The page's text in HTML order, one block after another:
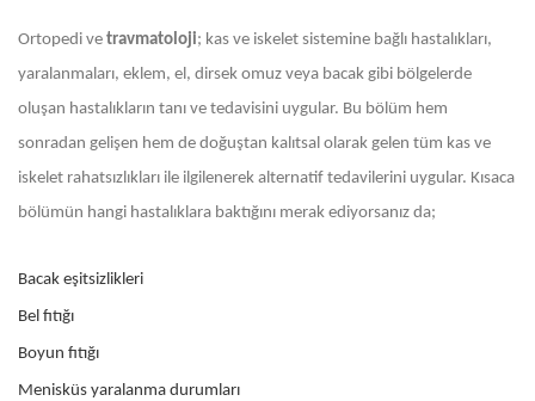
Ortopedi ve travmatoloji; kas ve iskelet sistemine bağlı hastalıkları,
yaralanmaları, eklem, el, dirsek omuz veya bacak gibi bölgelerde
oluşan hastalıkların tanı ve tedavisini uygular. Bu bölüm hem
sonradan gelişen hem de doğuştan kalıtsal olarak gelen tüm kas ve
iskelet rahatsızlıkları ile ilgilenerek alternatif tedavilerini uygular. Kısaca
bölümün hangi hastalıklara baktığını merak ediyorsanız da;
Bacak eşitsizlikleri
Bel fıtığı
Boyun fıtığı
Menisküs yaralanma durumları